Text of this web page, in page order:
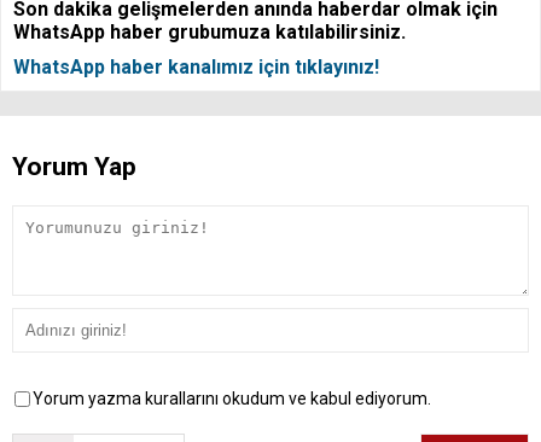
Son dakika gelişmelerden anında haberdar olmak için
WhatsApp haber grubumuza katılabilirsiniz.
WhatsApp haber kanalımız için tıklayınız!
Yorum Yap
Yorum yazma kurallarını okudum ve kabul ediyorum.